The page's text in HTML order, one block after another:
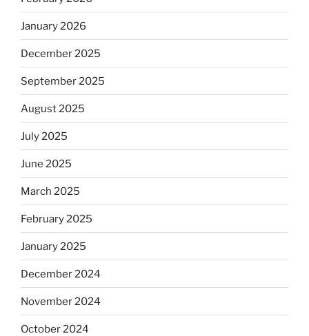
January 2026
December 2025
September 2025
August 2025
July 2025
June 2025
March 2025
February 2025
January 2025
December 2024
November 2024
October 2024